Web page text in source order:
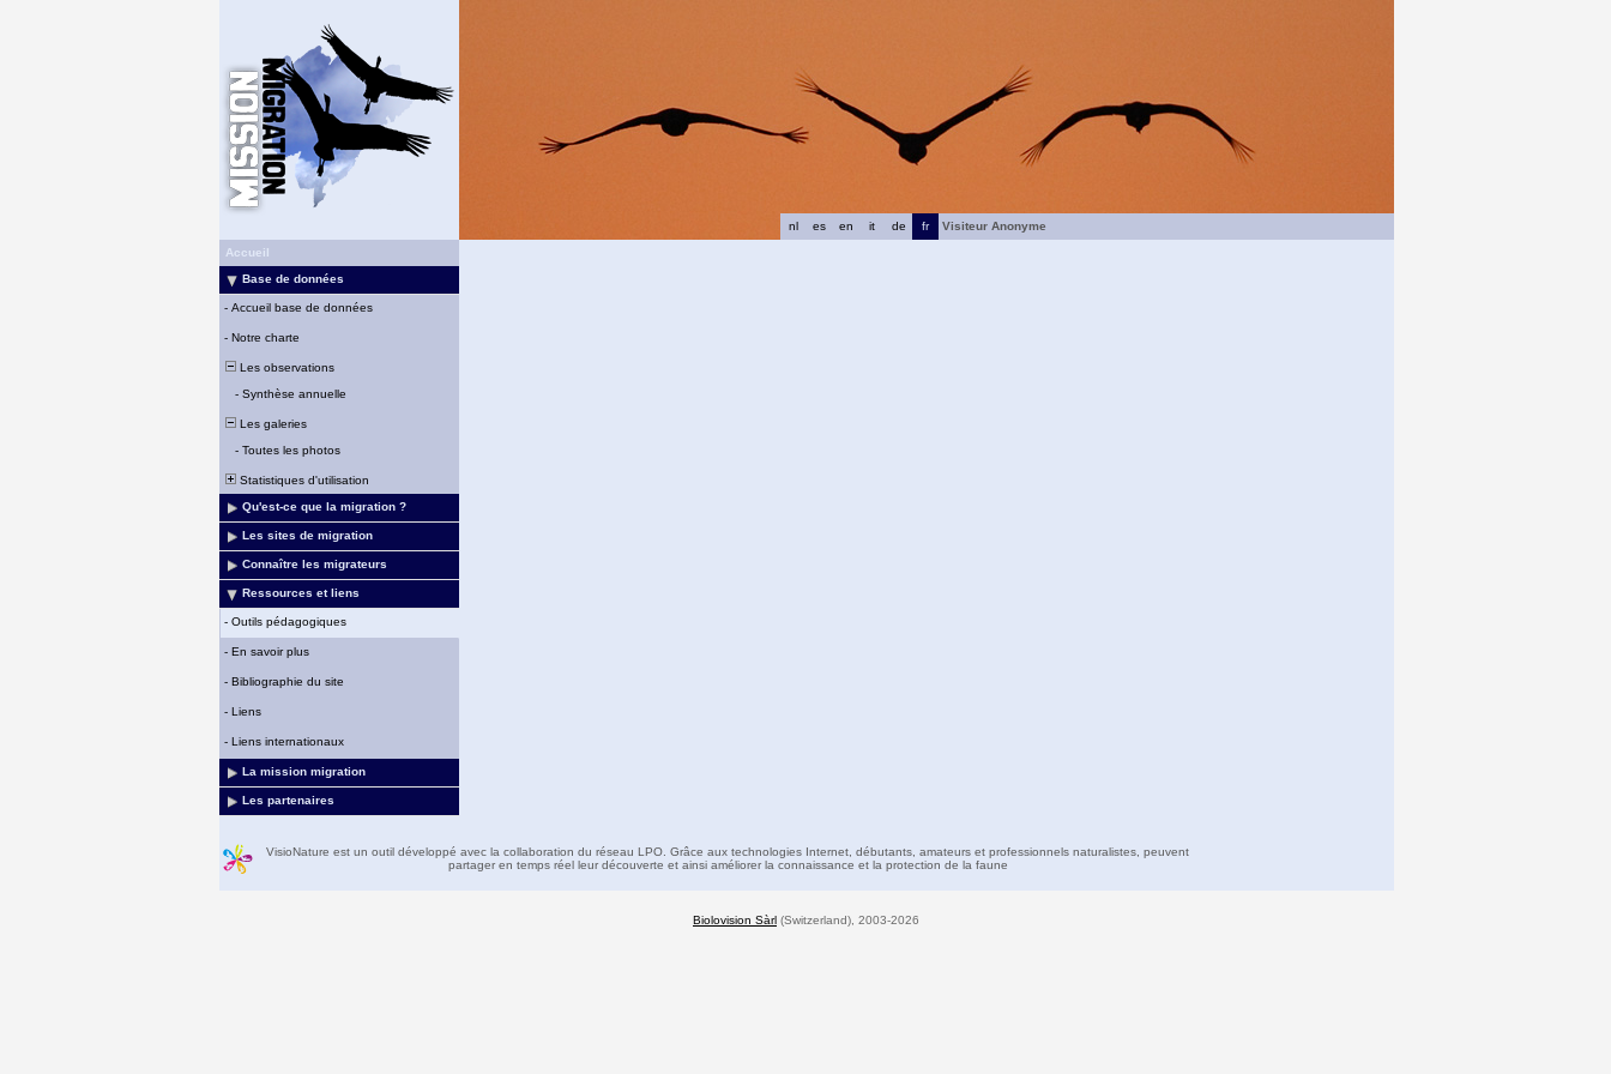
fr
de
it
en
es
nl
Visiteur Anonyme
Accueil
Base de données
- Accueil base de données
- Notre charte
Les observations
- Synthèse annuelle
Les galeries
- Toutes les photos
Statistiques d'utilisation
Qu'est-ce que la migration ?
Les sites de migration
Connaître les migrateurs
Ressources et liens
- Outils pédagogiques
- En savoir plus
- Bibliographie du site
- Liens
- Liens internationaux
La mission migration
Les partenaires
VisioNature est un outil développé avec la collaboration du réseau LPO. Grâce aux technologies Internet, débutants, amateurs et professionnels naturalistes, peuvent
partager en temps réel leur découverte et ainsi améliorer la connaissance et la protection de la faune
Biolovision Sàrl (Switzerland), 2003-2026